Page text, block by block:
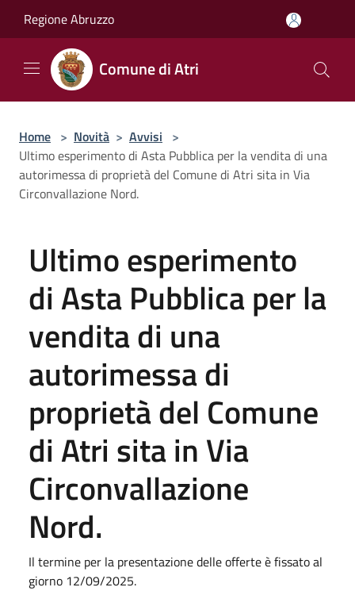
Regione Abruzzo
Comune di Atri
Home > Novità > Avvisi >
Ultimo esperimento di Asta Pubblica per la vendita di una
autorimessa di proprietà del Comune di Atri sita in Via
Circonvallazione Nord.
Ultimo esperimento
di Asta Pubblica per la
vendita di una
autorimessa di
proprietà del Comune
di Atri sita in Via
Circonvallazione
Nord.
Il termine per la presentazione delle offerte è fissato al
giorno 12/09/2025.